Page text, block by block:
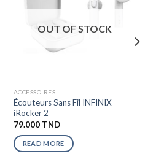
OUT OF STOCK
ACCESSOIRES
Écouteurs Sans Fil INFINIX
iRocker 2
79.000 TND
READ MORE